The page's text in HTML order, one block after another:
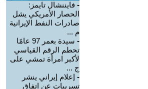
- فايننشال تايمز:
الحصار الأمريكي يشل
صادرات النفط الإيرانية
م ...
-
سيدة بعمر 97 عامًا
تحطم الرقم القياسي
لأكبر امرأة تمشي على
ج ...
- إعلام إيراني ينشر
تسريبات عن اتفاق